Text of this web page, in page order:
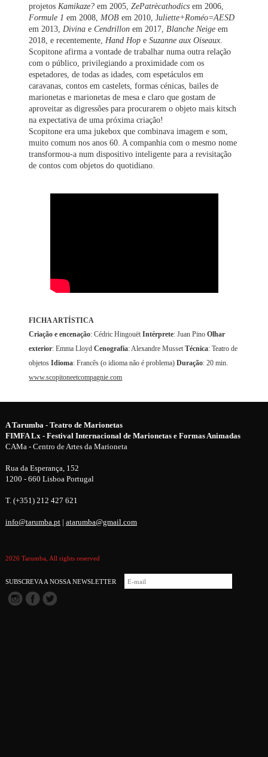
projetos Kamikaze?em 2005,ZePatrècathodics em 2006,
Formule 1 em 2008, MOB em 2010, Juliette+Roméo=AESD
em 2013, Divina eCendrillon em 2017, Blanche Neige em
2018, e recentemente, Hand Hop eSuzanne aux Oiseaux
Scopitone afirma a vontade de trabalhar numa outra relação
com o público, privilegiando a proximidade com os
espetadores, de todas as idades, com espetáculos em
caravanas, contos em castelets, formas cénicas, bailes de
marionetas e marionetas de mesa e claro que gostam de
aproveitar as digressões para procurarem o objeto mais kitsch
na expectativa de uma próxima criação!
Scopitone era uma jukebox que combinava imagem e som,
muito comum nos anos 60. A companhia com o mesmo nome
transformou-a num dispositivo inteligente para a revisitação
de contos com objetos do quotidiano.
FICHA ARTÍSTICA
Criação e encenação: Cédric HingouëtIntérprete: Juan PinoOlhar
exterior: Emma LloydCenografia: Alexandre MussetTécnica: Teatro de
objetosIdioma: Francês (o idioma não é problema)Duração: 20 min.
www.scopitoneetcompagnie.com
A Tarumba - Teatro de Marionetas
FIMFA Lx - Festival Internacional de Marionetas e Formas Animadas
CAMa - Centro de Artes da Marioneta
Rua da Esperança, 152
1200 - 660 Lisboa Portugal
T. (+351) 212 427 621
info@tarumba.pt| atarumba@gmail.com
2026 Tarumba, All rights reserved
SUBSCREVA A NOSSA NEWSLETTER